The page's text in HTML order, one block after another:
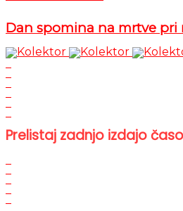
Dan spomina na mrtve pri
Prelistaj zadnjo izdajo